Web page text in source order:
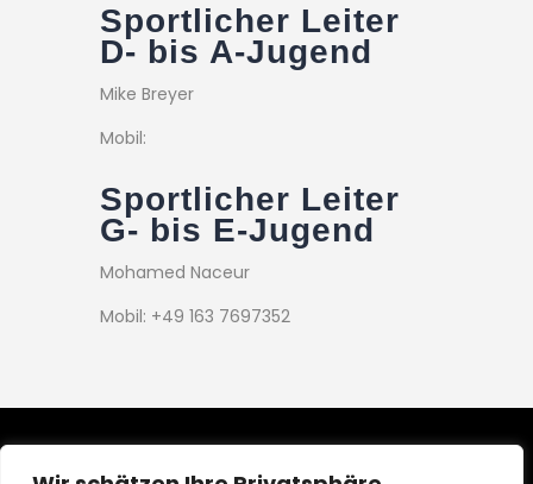
Sportlicher Leiter
D- bis A-Jugend
Mike Breyer
Mobil:
Sportlicher Leiter
G- bis E-Jugend
Mohamed Naceur
Mobil: +49 163 7697352